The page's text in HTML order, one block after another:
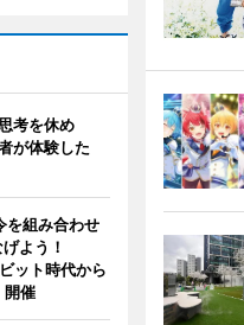
考を休め
が体験した
を組み合わせ
よう！
ット時代から
開催